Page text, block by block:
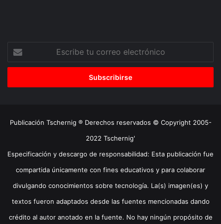
correo
Publicación Tschernig ® Derechos reservados © Copyright 2005-
2022 Tschernig'
Especificación y descargo de responsabilidad: Esta publicación fue
compartida únicamente con fines educativos y para colaborar
divulgando conocimientos sobre tecnología. La(s) imagen(es) y
textos fueron adaptados desde las fuentes mencionadas dando
crédito al autor anotado en la fuente. No hay ningún propósito de